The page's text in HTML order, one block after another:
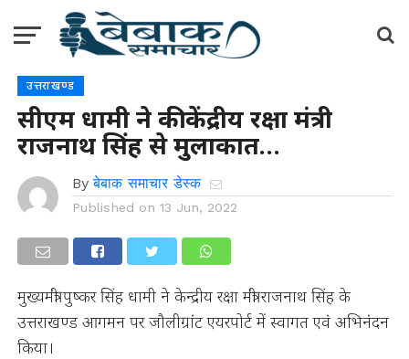
उत्तराखण्ड
सीएम धामी ने की केंद्रीय रक्षा मंत्री
राजनाथ सिंह से मुलाकात…
By बेबाक समाचार डेस्क
Published on 13 Jun, 2022
मुख्यमंत्री पुष्कर सिंह धामी ने केन्द्रीय रक्षा मंत्री राजनाथ सिंह के
उत्तराखण्ड आगमन पर जौलीग्रांट एयरपोर्ट में स्वागत एवं अभिनंदन
किया।